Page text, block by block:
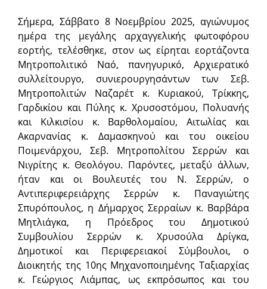
Σήμερα, Σάββατο 8 Νοεμβρίου 2025, αγιώνυμος
ημέρα της μεγάλης αρχαγ­γελικής φωτοφόρου
εορτής, τελέσθηκε, στον ως είρηται εορτάζοντα
Μητροπολιτικό Ναό, πανηγυρικό, Αρχιερατικό
συλλεί­τουργο, συνιερουργησάντων των Σεβ.
Μητροπολιτών Ναζαρέτ κ. Κυριακού, Τρίκκης,
Γαρδικίου και Πύλης κ. Χρυσοστόμου, Πολυανής
και Κιλκισίου κ. Βαρθολομαίου, Αιτωλίας και
Ακαρνανίας κ. Δαμασκηνού και του οικείου
Ποιμενάρχου, Σεβ. Μητροπολίτου Σερρών και
Νιγρίτης κ. Θεολόγου. Παρόντες, μεταξύ άλλων,
ήταν και οι Βουλευτές του Ν. Σερρών, ο
Αντιπεριφερειάρχης Σερρών κ. Παναγιώτης
Σπυρόπουλος, η Δήμαρχος Σερραίων κ. Βαρβάρα
Μητλιάγκα, η Πρόεδρος του Δημοτικού
Συμβουλίου Σερρών κ. Χρυσούλα Δρίγκα,
Δημοτικοί και Περιφερειακοί Σύμβουλοι, ο
Διοικητής της 10ης Μηχανοποιημένης Ταξιαρχίας
κ. Γεώργιος Λιάμπας, ως εκπρόσωπος και του